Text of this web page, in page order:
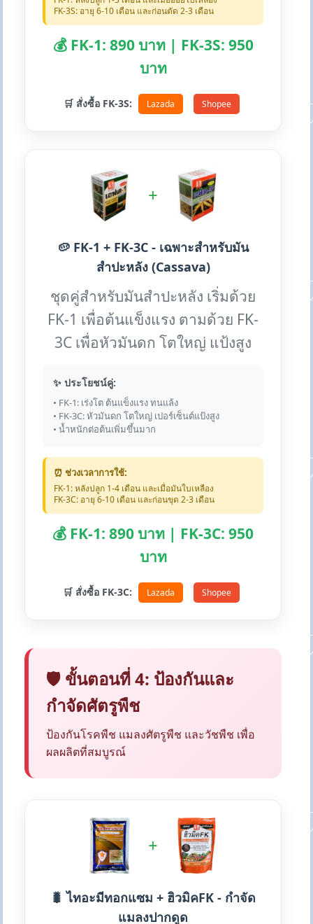
FK-3S: อายุ 6-10 เดือน และก่อนตัด 2-3 เดือน
💰 FK-1: 890 บาท | FK-3S: 950
บาท
🛒 สั่งซื้อ FK-3S: Lazada Shopee
+
🥔 FK-1 + FK-3C - เฉพาะสำหรับมัน
สำปะหลัง (Cassava)
ชุดคู่สำหรับมันสำปะหลัง เริ่มด้วย
FK-1 เพื่อต้นแข็งแรง ตามด้วย FK-
3C เพื่อหัวมันดก โตใหญ่ แป้งสูง
✨ ประโยชน์คู่:
• FK-1: เร่งโต ต้นแข็งแรง ทนแล้ง
• FK-3C: หัวมันดก โตใหญ่ เปอร์เซ็นต์แป้งสูง
• น้ำหนักต่อต้นเพิ่มขึ้นมาก
⏰ ช่วงเวลาการใช้:
FK-1: หลังปลูก 1-4 เดือน และเมื่อมันใบเหลือง
FK-3C: อายุ 6-10 เดือน และก่อนขุด 2-3 เดือน
💰 FK-1: 890 บาท | FK-3C: 950
บาท
🛒 สั่งซื้อ FK-3C: Lazada Shopee
🛡️ ขั้นตอนที่ 4: ป้องกันและ
กำจัดศัตรูพืช
ป้องกันโรคพืช แมลงศัตรูพืช และวัชพืช เพื่อ
ผลผลิตที่สมบูรณ์
+
🐛 ไทอะมีทอกแซม + ฮิวมิคFK - กำจัด
แมลงปากดูด